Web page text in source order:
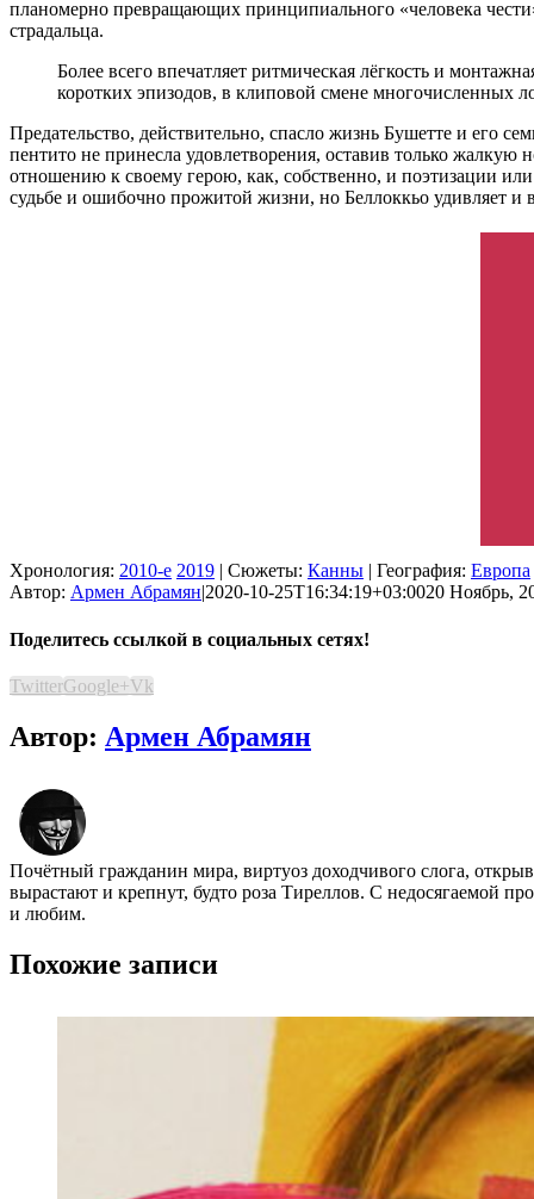
планомерно превращающих принципиального «человека
страдальца.
Более всего впечатляет ритмическая лёгкость и
коротких эпизодов, в клиповой смене многочисленных
Предательство, действительно, спасло жизнь Бушетте и его
пентито не принесла удовлетворения, оставив только
отношению к своему герою, как, собственно, и поэтизации
судьбе и ошибочно прожитой жизни, но Беллоккьо удивляет
Хронология: 2010-е 2019 | Сюжеты: Канны | География: Европа
Автор: Армен Абрамян|2020-10-25T16:34:19+03:0020 Ноябрь,
Поделитесь ссылкой в социальных сетях!
TwitterGoogle+Vk
Автор: Армен Абрамян
Почётный гражданин мира, виртуоз доходчивого слога,
вырастают и крепнут, будто роза Тиреллов. С недосягаемой
и любим.
Похожие записи